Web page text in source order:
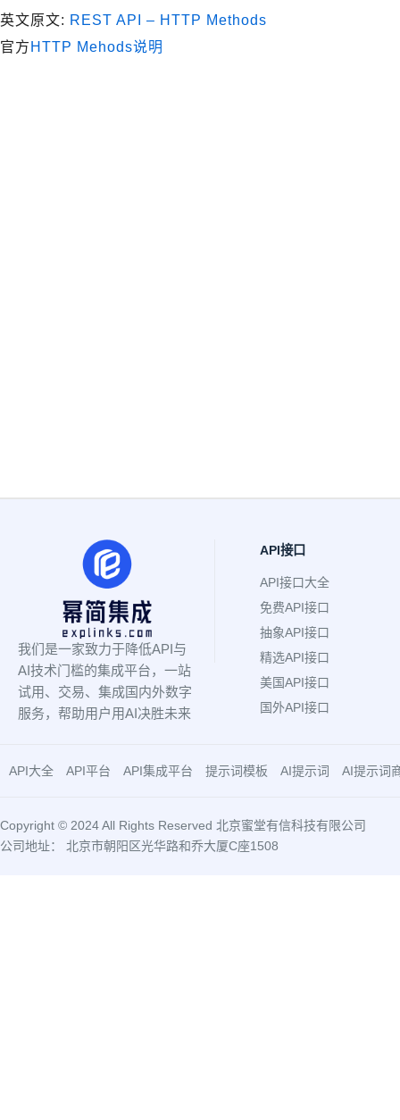
英文原文: REST API – HTTP Methods
官方 HTTP Mehods说明
我们是一家致力于降低API与
AI技术门槛的集成平台，一站
试用、交易、集成国内外数字
服务，帮助用户用AI决胜未来
API接口
API接口大全
免费API接口
抽象API接口
精选API接口
美国API接口
国外API接口
API大全 API平台 API集成平台 提示词模板 AI提示词 AI提示词
Copyright © 2024 All Rights Reserved 北京蜜堂有信科技有限公司
公司地址： 北京市朝阳区光华路和乔大厦C座1508